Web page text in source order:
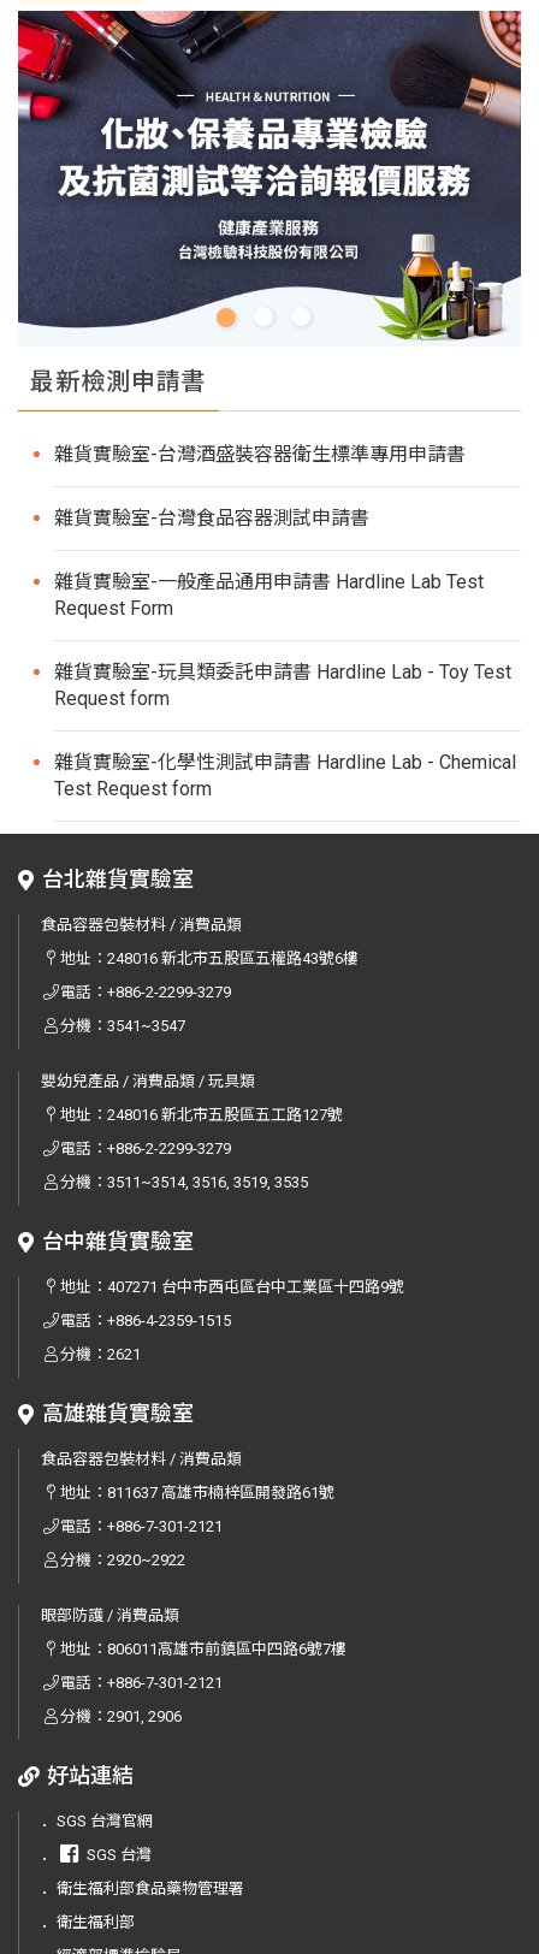
最新檢測申請書
雜貨實驗室-台灣酒盛裝容器衛生標準專用申請書
雜貨實驗室-台灣食品容器測試申請書
雜貨實驗室-一般產品通用申請書 Hardline Lab Test
Request Form
雜貨實驗室-玩具類委託申請書 Hardline Lab - Toy Test
Request form
雜貨實驗室-化學性測試申請書 Hardline Lab - Chemical
Test Request form
台北雜貨實驗室
食品容器包裝材料 / 消費品類
地址：248016 新北市五股區五權路43號6樓
電話：+886-2-2299-3279
分機：3541~3547
嬰幼兒產品 / 消費品類 / 玩具類
地址：248016 新北市五股區五工路127號
電話：+886-2-2299-3279
分機：3511~3514, 3516, 3519, 3535
台中雜貨實驗室
地址：407271 台中市西屯區台中工業區十四路9號
電話：+886-4-2359-1515
分機：2621
高雄雜貨實驗室
食品容器包裝材料 / 消費品類
地址：811637 高雄市楠梓區開發路61號
電話：+886-7-301-2121
分機：2920~2922
眼部防護 / 消費品類
地址：806011高雄市前鎮區中四路6號7樓
電話：+886-7-301-2121
分機：2901, 2906
好站連結
． SGS 台灣官網
．
SGS 台灣
． 衛生福利部食品藥物管理署
． 衛生福利部